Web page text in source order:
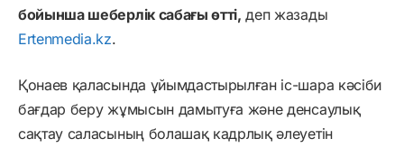
бойынша шеберлік сабағы өтті, деп жазады
Ertenmedia.kz.
Қонаев қаласында ұйымдастырылған іс-шара кәсіби
бағдар беру жұмысын дамытуға және денсаулық
сақтау саласының болашақ кадрлық әлеуетін